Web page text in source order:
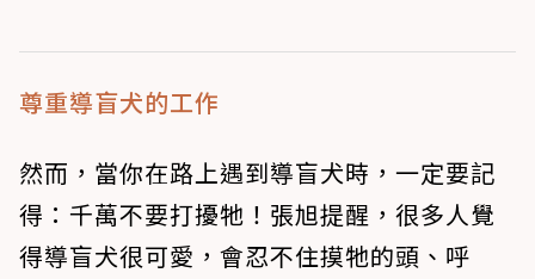
尊重導盲犬的工作
然而，當你在路上遇到導盲犬時，一定要記
得：千萬不要打擾牠！張旭提醒，很多人覺
得導盲犬很可愛，會忍不住摸牠的頭、呼